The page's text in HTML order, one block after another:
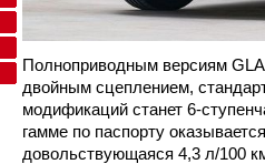
Полноприводным версиям GLA
двойным сцеплением,
модификаций станет 6-
гамме по паспорту
довольствующаяся 4,3 л/100